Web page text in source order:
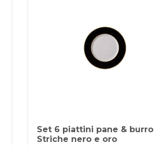
Set 6 piattini pane & burro
Striche nero e oro